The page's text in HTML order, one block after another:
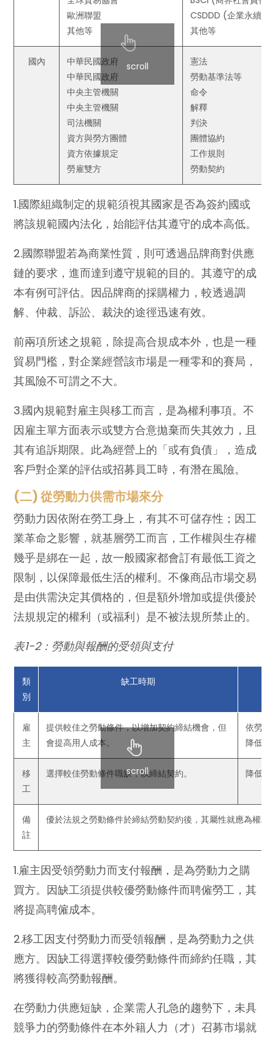
scroll
歐洲聯盟
其他等
CSDDD (企業永續發
其他等
國內
中華民國政府
中華民國政府
中央主管機關
中央主管機關
司法機關
資方與勞方團體
資方依據規定
勞雇雙方
憲法
勞動基準法等
命令
解釋
判決
團體協約
工作規則
勞動契約
1.國際組織制定的規範須視其國家是否為簽約國或
將該規範國內法化，始能評估其遵守的成本高低。
2.國際聯盟若為商業性質，則可透過品牌商對供應
鏈的要求，進而達到遵守規範的目的。其遵守的成
本有例可評估。因品牌商的採購權力，較透過調
解、仲裁、訴訟、裁決的途徑迅速有效。
前兩項所述之規範，除提高合規成本外，也是一種
貿易門檻，對企業經營該市場是一種零和的賽局，
其風險不可謂之不大。
3.國內規範對雇主與移工而言，是為權利事項。不
因雇主單方面表示或雙方合意拋棄而失其效力，且
其有追訴期限。此為經營上的「或有負債」，造成
客戶對企業的評估或招募員工時，有潛在風險。
(二) 從勞動力供需市場來分
勞動力因依附在勞工身上，有其不可儲存性；因工
業革命之影響，就基層勞工而言，工作權與生存權
幾乎是綁在一起，故一般國家都會訂有最低工資之
限制，以保障最低生活的權利。不像商品市場交易
是由供需決定其價格的，但是額外增加或提供優於
法規規定的權利（或福利）是不被法規所禁止的。
表1-2：勞動與報酬的受領與支付
scroll
類
別
缺工時期
雇
主
提供較佳之勞動條件，以增加契約締結機會，但
會提高用人成本。
依勞動
降低用
移
工
選擇較佳勞動條件職缺，以締結契約。 降低求
備
註
優於法規之勞動條件於締結勞動契約後，其屬性就應為權利
1.雇主因受領勞動力而支付報酬，是為勞動力之購
買方。因缺工須提供較優勞動條件而聘僱勞工，其
將提高聘僱成本。
2.移工因支付勞動力而受領報酬，是為勞動力之供
應方。因缺工得選擇較優勞動條件而締約任職，其
將獲得較高勞動報酬。
在勞動力供應短缺，企業需人孔急的趨勢下，未具
競爭力的勞動條件在本外籍人力（才）召募市場就